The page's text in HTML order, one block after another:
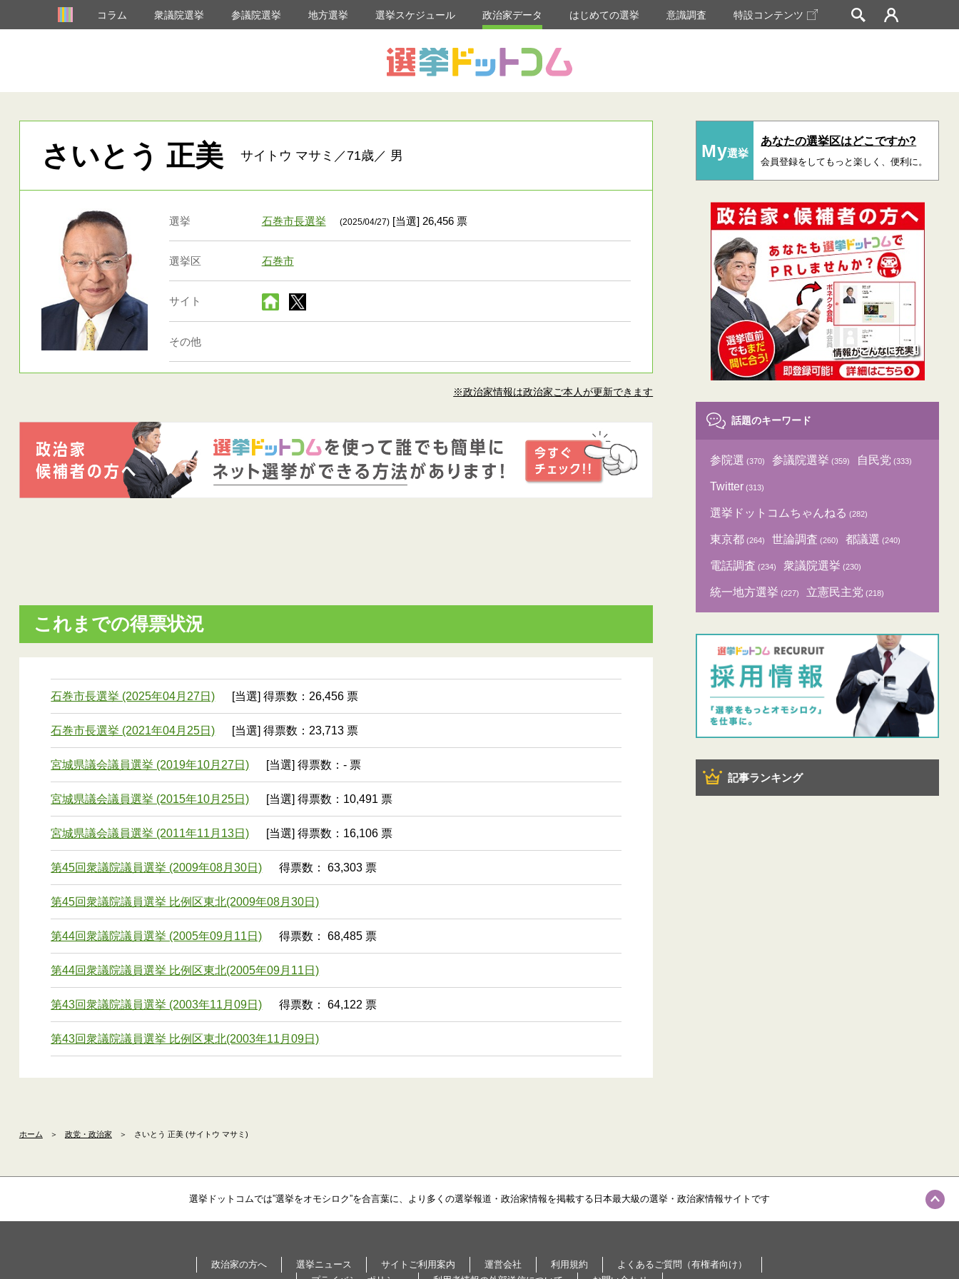
コラム 衆議院選挙 参議院選挙 地方選挙 選挙スケジュール 政治家データ はじめての選挙 意識調査 特設コンテンツ
さいとう 正美 サイトウ マサミ／71歳／ 男
選挙 石巻市長選挙 (2025/04/27)[当選] 26,456 票
選挙区 石巻市
サイト
その他
※政治家情報は政治家ご本人が更新できます
これまでの得票状況
石巻市長選挙 (2025年04月27日) [当選] 得票数：26,456 票
石巻市長選挙 (2021年04月25日) [当選] 得票数：23,713 票
宮城県議会議員選挙 (2019年10月27日) [当選] 得票数：- 票
宮城県議会議員選挙 (2015年10月25日) [当選] 得票数：10,491 票
宮城県議会議員選挙 (2011年11月13日) [当選] 得票数：16,106 票
第45回衆議院議員選挙 (2009年08月30日) 得票数： 63,303 票
第45回衆議院議員選挙 比例区東北(2009年08月30日)
第44回衆議院議員選挙 (2005年09月11日) 得票数： 68,485 票
第44回衆議院議員選挙 比例区東北(2005年09月11日)
第43回衆議院議員選挙 (2003年11月09日) 得票数： 64,122 票
第43回衆議院議員選挙 比例区東北(2003年11月09日)
My選挙
あなたの選挙区はどこですか?
会員登録をしてもっと楽しく、便利に。
話題のキーワード
参院選 (370) 参議院選挙 (359) 自民党 (333)
Twitter (313)
選挙ドットコムちゃんねる (282)
東京都 (264) 世論調査 (260) 都議選 (240)
電話調査 (234) 衆議院選挙 (230)
統一地方選挙 (227) 立憲民主党 (218)
記事ランキング
ホーム ＞ 政党・政治家 ＞ さいとう 正美 (サイトウ マサミ)
選挙ドットコムでは”選挙をオモシロク”を合言葉に、より多くの選挙報道・政治家情報を掲載する日本最大級の選挙・政治家情報サイトです
政治家の方へ 選挙ニュース サイトご利用案内 運営会社 利用規約
よくあるご質問（有権者向け）